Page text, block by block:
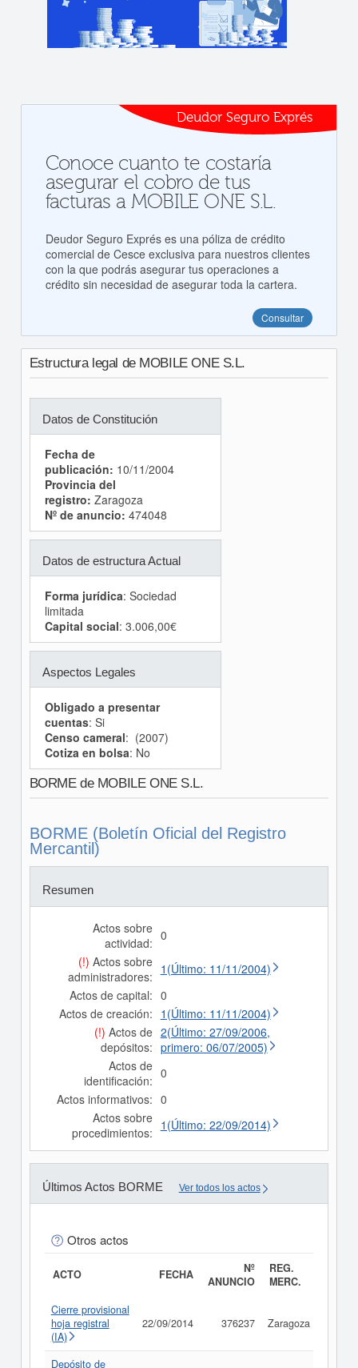
Deudor Seguro Exprés
Conoce cuanto te costaría
asegurar el cobro de tus
facturas a MOBILE ONE S.L.
Deudor Seguro Exprés es una póliza de crédito
comercial de Cesce exclusiva para nuestros clientes
con la que podrás asegurar tus operaciones a
crédito sin necesidad de asegurar toda la cartera.
Consultar
Estructura legal de MOBILE ONE S.L.
Datos de Constitución
Fecha de
publicación: 10/11/2004
Provincia del
registro: Zaragoza
Nº de anuncio: 474048
Datos de estructura Actual
Forma jurídica: Sociedad
limitada
Capital social: 3.006,00€
Aspectos Legales
Obligado a presentar
cuentas: Si
Censo cameral: (2007)
Cotiza en bolsa: No
BORME de MOBILE ONE S.L.
BORME (Boletín Oficial del Registro
Mercantil)
Resumen
Actos sobre
actividad: 0
(!) Actos sobre
administradores: 1(Último: 11/11/2004)
Actos de capital: 0
Actos de creación: 1(Último: 11/11/2004)
(!) Actos de
depósitos:
2(Último: 27/09/2006,
primero: 06/07/2005)
Actos de
identificación: 0
Actos informativos: 0
Actos sobre
procedimientos: 1(Último: 22/09/2014)
Últimos Actos BORME Ver todos los actos
Otros actos
ACTO FECHA
Nº
ANUNCIO
REG.
MERC.
Cierre provisional
hoja registral
(IA)
22/09/2014 376237 Zaragoza
Depósito de